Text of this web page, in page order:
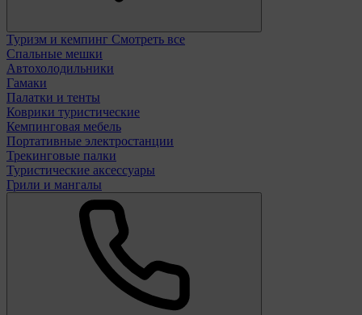
Туризм и кемпинг Смотреть все
Спальные мешки
Автохолодильники
Гамаки
Палатки и тенты
Коврики туристические
Кемпинговая мебель
Портативные электростанции
Трекинговые палки
Туристические аксессуары
Грили и мангалы